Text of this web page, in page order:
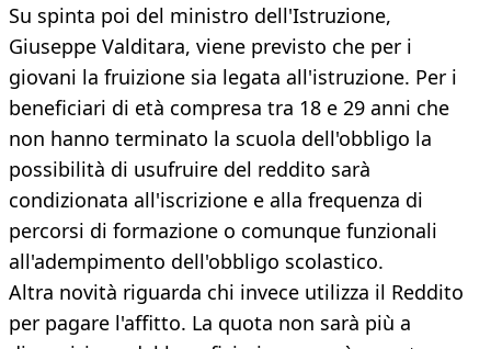
Su spinta poi del ministro dell'Istruzione,
Giuseppe Valditara, viene previsto che per i
giovani la fruizione sia legata all'istruzione. Per i
beneficiari di età compresa tra 18 e 29 anni che
non hanno terminato la scuola dell'obbligo la
possibilità di usufruire del reddito sarà
condizionata all'iscrizione e alla frequenza di
percorsi di formazione o comunque funzionali
all'adempimento dell'obbligo scolastico.
Altra novità riguarda chi invece utilizza il Reddito
per pagare l'affitto. La quota non sarà più a